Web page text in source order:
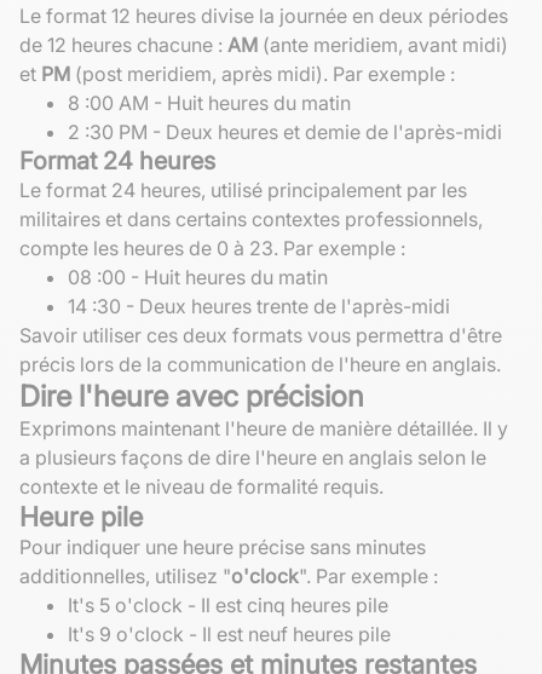
Le format 12 heures divise la journée en deux périodes
de 12 heures chacune : AM (ante meridiem, avant midi)
et PM (post meridiem, après midi). Par exemple :
8 :00 AM - Huit heures du matin
2 :30 PM - Deux heures et demie de l'après-midi
Format 24 heures
Le format 24 heures, utilisé principalement par les
militaires et dans certains contextes professionnels,
compte les heures de 0 à 23. Par exemple :
08 :00 - Huit heures du matin
14 :30 - Deux heures trente de l'après-midi
Savoir utiliser ces deux formats vous permettra d'être
précis lors de la communication de l'heure en anglais.
Dire l'heure avec précision
Exprimons maintenant l'heure de manière détaillée. Il y
a plusieurs façons de dire l'heure en anglais selon le
contexte et le niveau de formalité requis.
Heure pile
Pour indiquer une heure précise sans minutes
additionnelles, utilisez "o'clock". Par exemple :
It's 5 o'clock - Il est cinq heures pile
It's 9 o'clock - Il est neuf heures pile
Minutes passées et minutes restantes